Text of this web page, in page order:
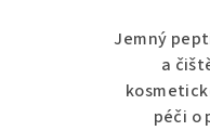
Jemný
a
péči o